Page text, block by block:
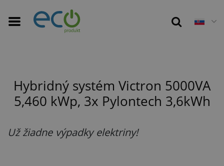
Hybridný systém Victron 5000VA
5,460 kWp, 3x Pylontech 3,6kWh
Už žiadne výpadky elektriny!